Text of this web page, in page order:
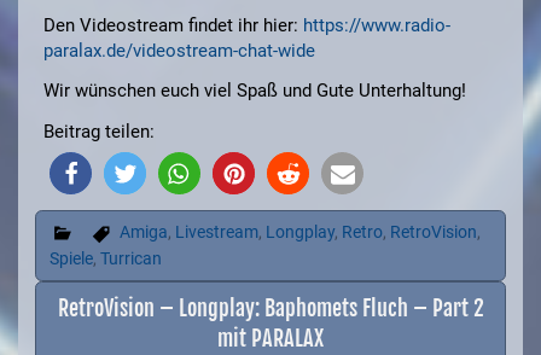
Den Videostream findet ihr hier: https://www.radio-
paralax.de/videostream-chat-wide
Wir wünschen euch viel Spaß und Gute Unterhaltung!
Beitrag teilen:
Amiga, Livestream, Longplay, Retro, RetroVision,
Spiele,Turrican
RetroVision – Longplay: Baphomets Fluch – Part 2
mit PARALAX